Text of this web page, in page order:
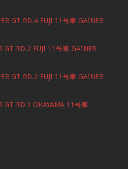
GT RD.4 FUJI 11号車 GAINER
GT RD.2 FUJI 11号車 GAINER
GT RD.2 FUJI 11号車 GAINER
GT RD.1 OKAYAMA 11号車